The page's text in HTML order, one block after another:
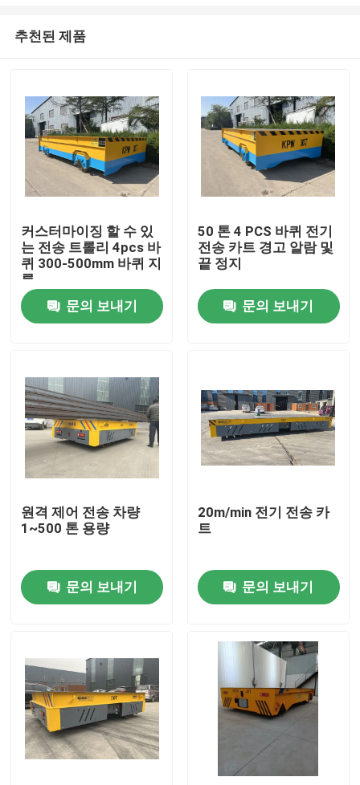
집
화면
우리에 대하여
공장 여행
품질 관리
인용문을 요구하세요
전기 이송 카트
추천된 제품
커스터마이징 할 수 있
는 전송 트롤리 4pcs 바
퀴 300-500mm 바퀴 지
름
문의 보내기
50 톤 4 PCS 바퀴 전기
전송 카트 경고 알람 및
끝 정지
문의 보내기
원격 제어 전송 차량
1~500 톤 용량
문의 보내기
20m/min 전기 전송 카
트
문의 보내기